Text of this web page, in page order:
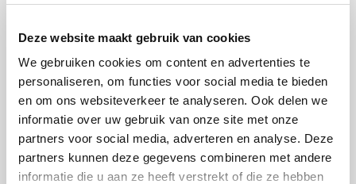
Deze website maakt gebruik van cookies
We gebruiken cookies om content en advertenties te
personaliseren, om functies voor social media te bieden
en om ons websiteverkeer te analyseren. Ook delen we
informatie over uw gebruik van onze site met onze
partners voor social media, adverteren en analyse. Deze
partners kunnen deze gegevens combineren met andere
informatie die u aan ze heeft verstrekt of die ze hebben
bovendien diverse variaties mogelijk. Vervang
bijvoorbeeld de appels door stevige handperen,
abrikozen, perziken of nectarines. Of maak de taart
lekker kruidig door de karamellaag met 1 eetlepel
verse tijmblaadjes te bestrooien en daarna de appels
erin te leggen.